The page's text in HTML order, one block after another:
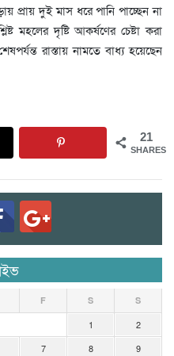
প্রায় দুই মাস ধরে পানি পাচ্ছেন না
মহলের দৃষ্টি আকর্ষণের চেষ্টা করা
রাস্তায় নামতে বাধ্য হয়েছেন
21
SHARES
F S S
1
2
7 8
9